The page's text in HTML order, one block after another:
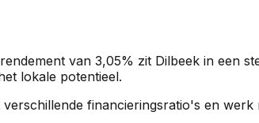
van 3,05% zit Dilbeek in een
lokale potentieel.
financieringsratio's en